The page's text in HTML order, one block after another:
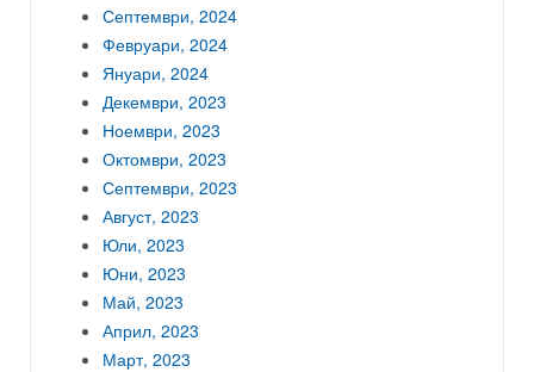
Септември, 2024
Февруари, 2024
Януари, 2024
Декември, 2023
Ноември, 2023
Октомври, 2023
Септември, 2023
Август, 2023
Юли, 2023
Юни, 2023
Май, 2023
Април, 2023
Март, 2023